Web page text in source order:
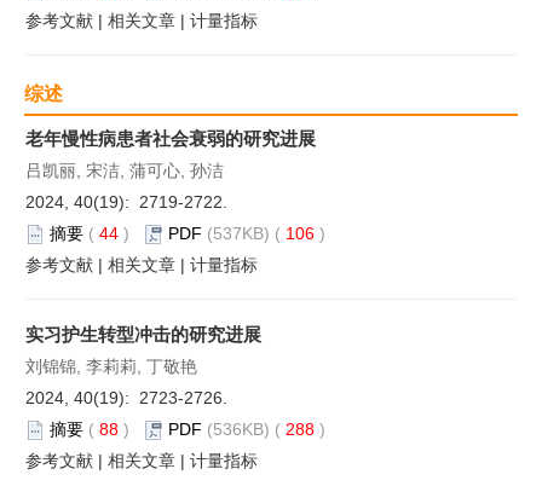
参考文献 | 相关文章 | 计量指标
综述
老年慢性病患者社会衰弱的研究进展
吕凯丽, 宋洁, 蒲可心, 孙洁
2024, 40(19): 2719-2722.
摘要 ( 44 ) PDF (537KB) ( 106 )
参考文献 | 相关文章 | 计量指标
实习护生转型冲击的研究进展
刘锦锦, 李莉莉, 丁敬艳
2024, 40(19): 2723-2726.
摘要 ( 88 ) PDF (536KB) ( 288 )
参考文献 | 相关文章 | 计量指标